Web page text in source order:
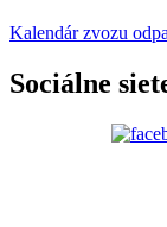
Kalendár zvozu
Sociálne